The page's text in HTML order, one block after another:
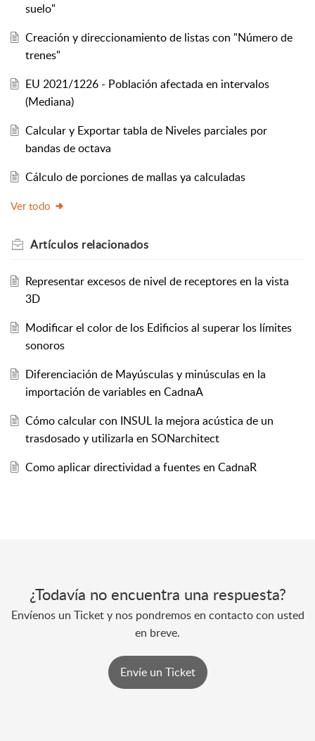
suelo"
Creación y direccionamiento de listas con "Número de
trenes"
EU 2021/1226 - Población afectada en intervalos
(Mediana)
Calcular y Exportar tabla de Niveles parciales por
bandas de octava
Cálculo de porciones de mallas ya calculadas
Ver todo
Artículos relacionados
Representar excesos de nivel de receptores en la vista
3D
Modificar el color de los Edificios al superar los límites
sonoros
Diferenciación de Mayúsculas y minúsculas en la
importación de variables en CadnaA
Cómo calcular con INSUL la mejora acústica de un
trasdosado y utilizarla en SONarchitect
Como aplicar directividad a fuentes en CadnaR
¿Todavía no encuentra una respuesta?
Envíenos un Ticket y nos pondremos en contacto con usted
en breve.
Envíe un Ticket